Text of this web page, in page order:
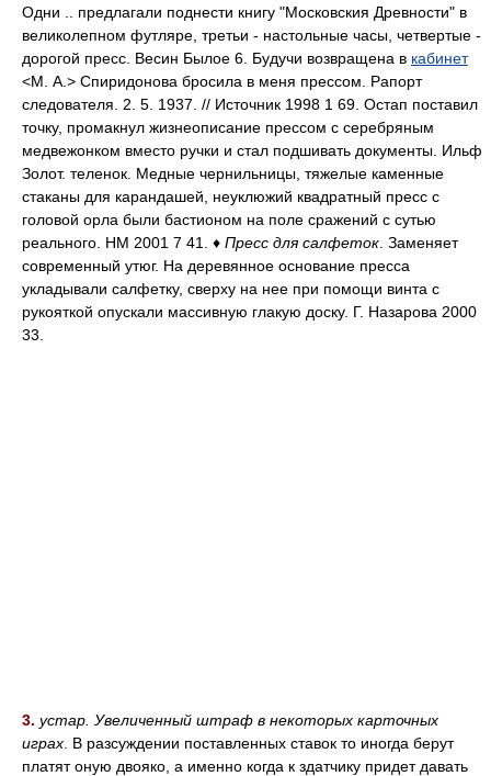
Одни .. предлагали поднести книгу "Московския Древности" в
великолепном футляре, третьи - настольные часы, четвертые -
дорогой пресс. Весин Былое 6. Будучи возвращена в кабинет
<М. А.> Спиридонова бросила в меня прессом. Рапорт
следователя. 2. 5. 1937. // Источник 1998 1 69. Остап поставил
точку, промакнул жизнеописание прессом с серебряным
медвежонком вместо ручки и стал подшивать документы. Ильф
Золот. теленок. Медные чернильницы, тяжелые каменные
стаканы для карандашей, неуклюжий квадратный пресс с
головой орла были бастионом на поле сражений с сутью
реального. НМ 2001 7 41. ♦ Пресс для салфеток . Заменяет
современный утюг. На деревянное основание пресса
укладывали салфетку, сверху на нее при помощи винта с
рукояткой опускали массивную глакую доску. Г. Назарова 2000
33.
3. устар. Увеличенный штраф в некоторых карточных
играх . В разсуждении поставленных ставок то иногда берут
платят оную двояко, а именно когда к здатчику придет давать